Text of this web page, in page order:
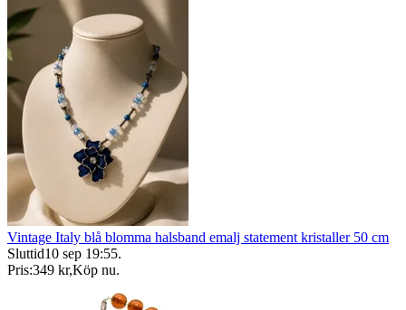
Vintage Italy blå blomma halsband emalj statement kristaller 50 cm
Sluttid10 sep 19:55.
Pris:349 kr,Köp nu.